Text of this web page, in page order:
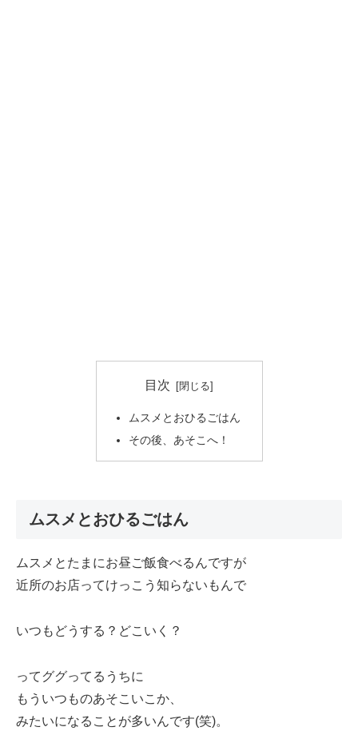
目次
ムスメとおひるごはん
その後、あそこへ！
ムスメとおひるごはん
ムスメとたまにお昼ご飯食べるんですが
近所のお店ってけっこう知らないもんで
いつもどうする？どこいく？
ってググってるうちに
もういつものあそこいこか、
みたいになることが多いんです(笑)。